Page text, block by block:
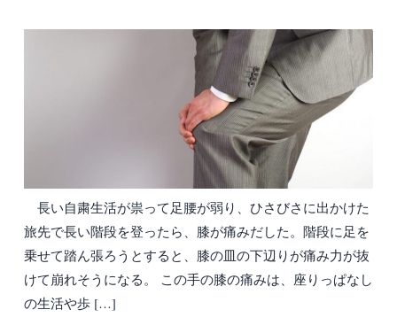
長い自粛生活が祟って足腰が弱り、ひさびさに出かけた
旅先で長い階段を登ったら、膝が痛みだした。階段に足を
乗せて踏ん張ろうとすると、膝の皿の下辺りが痛み力が抜
けて崩れそうになる。 この手の膝の痛みは、座りっぱなし
の生活や歩 […]